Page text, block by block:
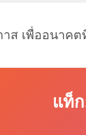
ส เพื่ออนาคต
แท็